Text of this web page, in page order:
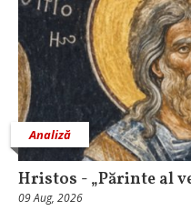
Analiză
Hristos - „Părinte al
09 Aug, 2026